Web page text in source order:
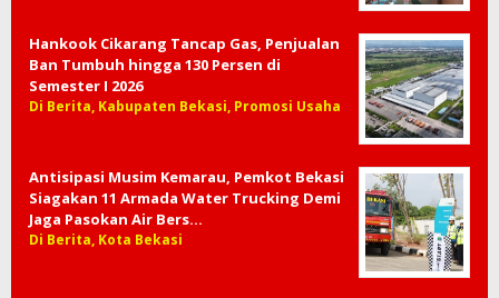
Hankook Cikarang Tancap Gas, Penjualan
Ban Tumbuh hingga 130 Persen di
Semester I 2026
Di Berita, Kabupaten Bekasi, Promosi Usaha
Antisipasi Musim Kemarau, Pemkot Bekasi
Siagakan 11 Armada Water Trucking Demi
Jaga Pasokan Air Bers…
Di Berita, Kota Bekasi